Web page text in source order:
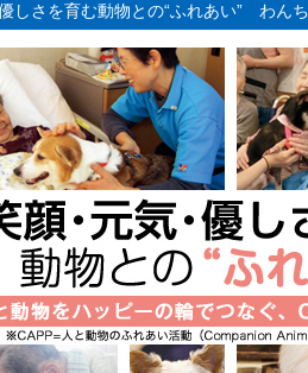
しさを育む動物との“ふれあい” わん